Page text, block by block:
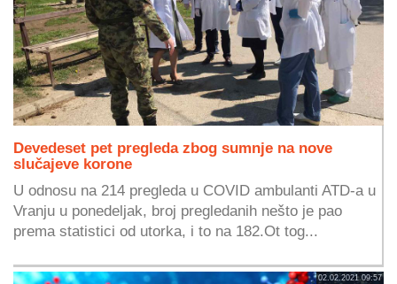
Devedeset pet pregleda zbog sumnje na nove
slučajeve korone
U odnosu na 214 pregleda u COVID ambulanti ATD-a u
Vranju u ponedeljak, broj pregledanih nešto je pao
prema statistici od utorka, i to na 182.Ot tog...
02.02.2021 09:57